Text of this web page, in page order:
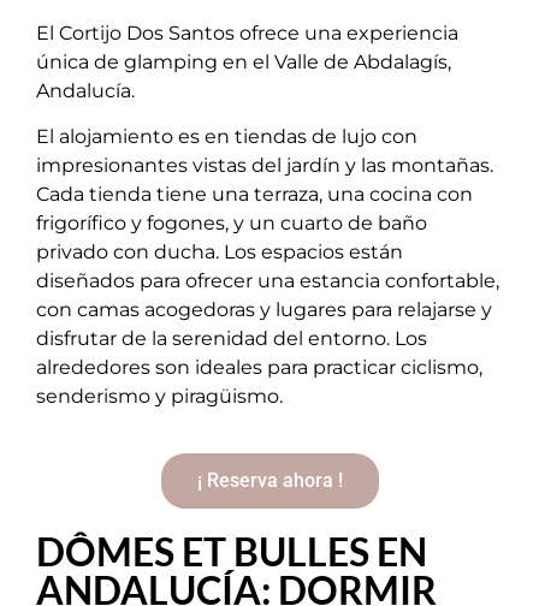
El Cortijo Dos Santos ofrece una experiencia
única de glamping en el Valle de Abdalagís,
Andalucía.
El alojamiento es en tiendas de lujo con
impresionantes vistas del jardín y las montañas.
Cada tienda tiene una terraza, una cocina con
frigorífico y fogones, y un cuarto de baño
privado con ducha. Los espacios están
diseñados para ofrecer una estancia confortable,
con camas acogedoras y lugares para relajarse y
disfrutar de la serenidad del entorno. Los
alrededores son ideales para practicar ciclismo,
senderismo y piragüismo.
¡ Reserva ahora !
DÔMES ET BULLES EN
ANDALUCÍA: DORMIR